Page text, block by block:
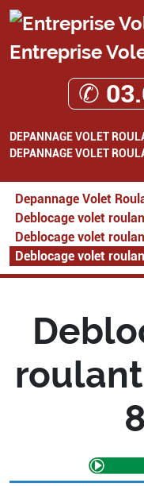
Entreprise
✆
DEPANNAGE VOLET
DEPANNAGE VOLET
Depannage Volet
Deblocage volet
Deblocage volet
Deblocage volet